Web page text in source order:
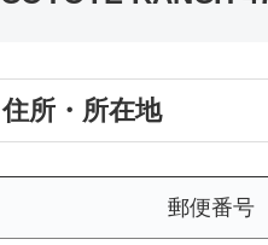
住所・所在地
郵便番号